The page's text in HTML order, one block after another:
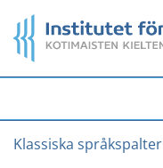
till
innehåll
Startsida
Klassiska språkspalter